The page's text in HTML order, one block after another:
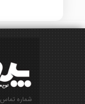
شماره تماس : ۲۲۶۹۱۰۱۰-